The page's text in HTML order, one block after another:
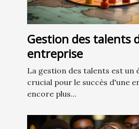
Gestion des talents
entreprise
La gestion des talents est un
crucial pour le succès d'une
encore plus...